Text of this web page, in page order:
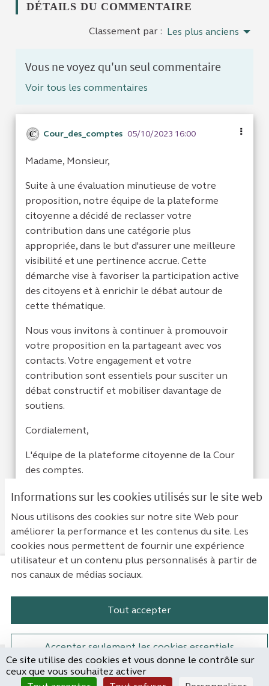
Informations sur les cookies utilisés sur le site web
Nous utilisons des cookies sur notre site Web pour
améliorer la performance et les contenus du site. Les
cookies nous permettent de fournir une expérience
utilisateur et un contenu plus personnalisés à partir de
nos canaux de médias sociaux.
Tout accepter
Accepter seulement les cookies essentiels
Paramètres
DÉTAILS DU COMMENTAIRE
Classement par : Les plus anciens
Vous ne voyez qu'un seul commentaire
Voir tous les commentaires
Cour_des_comptes 05/10/2023 16:00
Madame, Monsieur,
Suite à une évaluation minutieuse de votre
proposition, notre équipe de la plateforme
citoyenne a décidé de reclasser votre
contribution dans une catégorie plus
appropriée, dans le but d'assurer une meilleure
visibilité et une pertinence accrue. Cette
démarche vise à favoriser la participation active
des citoyens et à enrichir le débat autour de
cette thématique.
Nous vous invitons à continuer à promouvoir
votre proposition en la partageant avec vos
contacts. Votre engagement et votre
contribution sont essentiels pour susciter un
débat constructif et mobiliser davantage de
soutiens.
Cordialement,
L'équipe de la plateforme citoyenne de la Cour
des comptes.
Mentions légales
Paramètres des cookies
Plateforme de participation de la
Plateforme de participation de la
Plateforme de participation
Plateforme de
Site réalisé par
Open Source Politics
Ce site utilise des cookies et vous donne le contrôle sur
ceux que vous souhaitez activer